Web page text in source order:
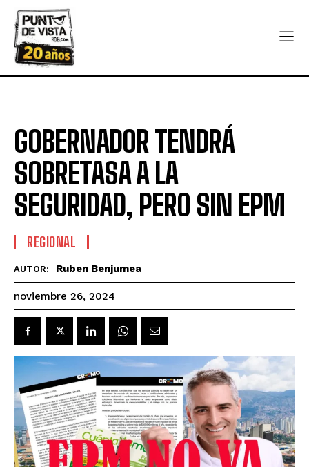
GOBERNADOR TENDRÁ
SOBRETASA A LA
SEGURIDAD, PERO SIN EPM
REGIONAL
AUTOR: Ruben Benjumea
noviembre 26, 2024